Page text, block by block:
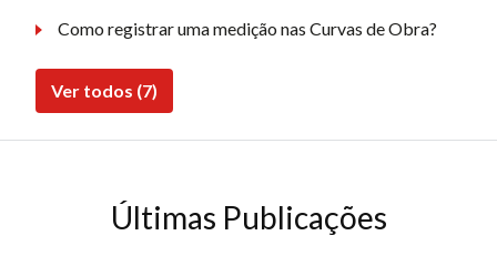
Como registrar uma medição nas Curvas de Obra?
Ver todos (7)
Últimas Publicações